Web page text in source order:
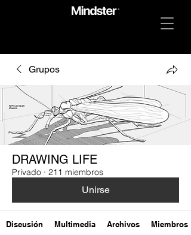
Grupos
DRAWING LIFE
Privado · 211 miembros
Unirse
Discusión Multimedia Archivos Miembros